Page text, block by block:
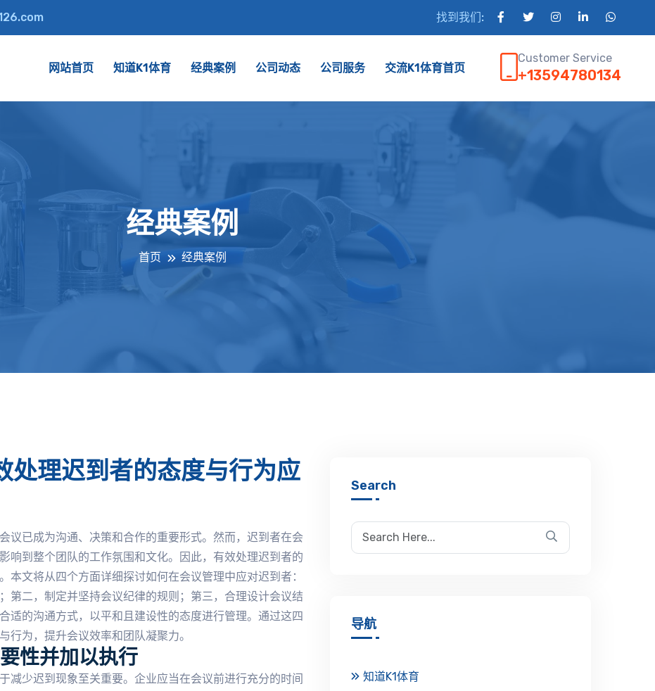
找到我们:
网站首页 知道K1体育 经典案例 公司动态 公司服务 交流K1体育首页
Customer Service
+13594780134
经典案例
首页 经典案例
处理迟到者的态度与行为应
议已成为沟通、决策和合作的重要形式。然而，迟到者在会
响到整个团队的工作氛围和文化。因此，有效处理迟到者的
本文将从四个方面详细探讨如何在会议管理中应对迟到者：
第二，制定并坚持会议纪律的规则；第三，合理设计会议结
适的沟通方式，以平和且建设性的态度进行管理。通过这四
行为，提升会议效率和团队凝聚力。
性并加以执行
减少迟到现象至关重要。企业应当在会议前进行充分的时间
Search
导航
知道K1体育